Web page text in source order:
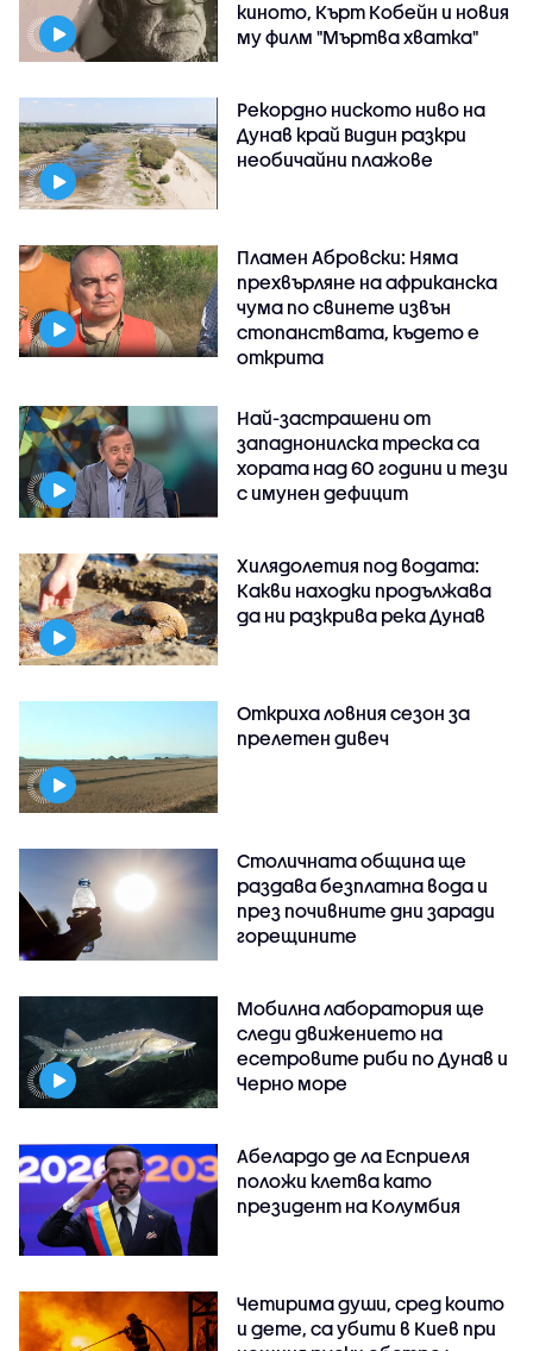
киното, Кърт Кобейн и новия
му филм "Мъртва хватка"
Рекордно ниското ниво на
Дунав край Видин разкри
необичайни плажове
Пламен Абровски: Няма
прехвърляне на африканска
чума по свинете извън
стопанствата, където е
открита
Най-застрашени от
западнонилска треска са
хората над 60 години и тези
с имунен дефицит
Хилядолетия под водата:
Какви находки продължава
да ни разкрива река Дунав
Откриха ловния сезон за
прелетен дивеч
Столичната община ще
раздава безплатна вода и
през почивните дни заради
горещините
Мобилна лаборатория ще
следи движението на
есетровите риби по Дунав и
Черно море
Абелардо де ла Есприеля
положи клетва като
президент на Колумбия
Четирима души, сред които
и дете, са убити в Киев при